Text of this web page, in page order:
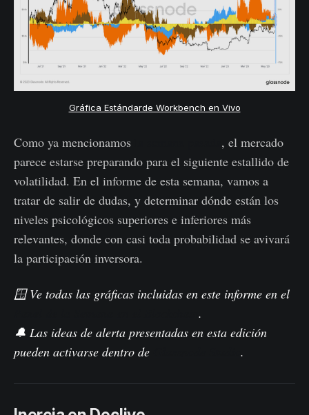
Gráfica Estándarde Workbench en Vivo
Como ya mencionamos
, el mercado
parece estarse preparando para el siguiente estallido de
volatilidad. En el informe de esta semana, vamos a
tratar de salir de dudas, y determinar dónde están los
niveles psicológicos superiores e inferiores más
relevantes, donde con casi toda probabilidad se avivará
la participación inversora.
🪟 Ve todas las gráficas incluidas en este informe en el
.
🔔 Las ideas de alerta presentadas en esta edición
pueden activarse dentro de
.